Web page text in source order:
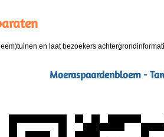
en laat bezoekers
Moeraspaardenbloem -